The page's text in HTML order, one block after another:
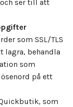
ser till att
som SSL/TLS
lagra, behandla
som
på ett
som